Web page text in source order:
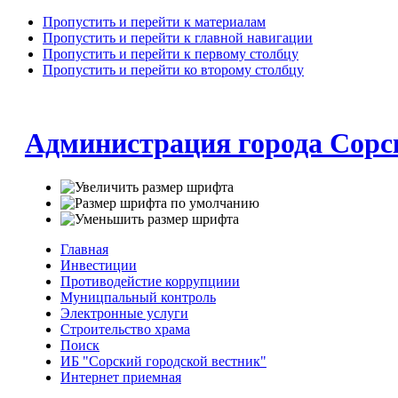
Пропустить и перейти к материалам
Пропустить и перейти к главной навигации
Пропустить и перейти к первому столбцу
Пропустить и перейти ко второму столбцу
Администрация города
Главная
Инвестиции
Противодейстие коррупциии
Муницпальный контроль
Электронные услуги
Строительство храма
Поиск
ИБ "Сорский городской вестник"
Интернет приемная